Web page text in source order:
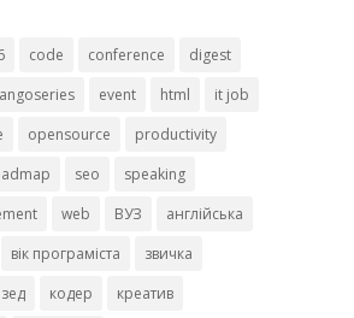
code conference
digest
event html
it job
opensource
productivity
seo
speaking
web ВУЗ
англійська
вік програміста
звичка
зед кодер
креатив